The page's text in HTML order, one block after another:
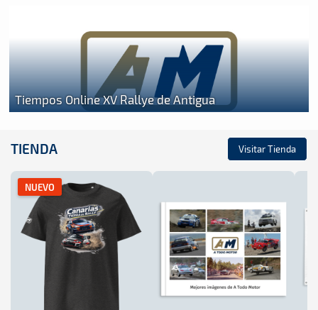
Tiempos Online XV Rallye de Antigua
TIENDA Visitar Tienda
NUEVO